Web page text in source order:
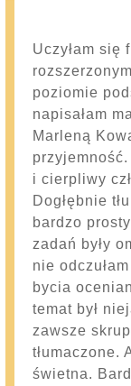
Uczyłam się
poziomie
napisałam
Marleną
i cierpliwy
Dogłębnie
bardzo
zadań były
nie
bycia
temat był
zawsze
tłumaczone.
świetna.